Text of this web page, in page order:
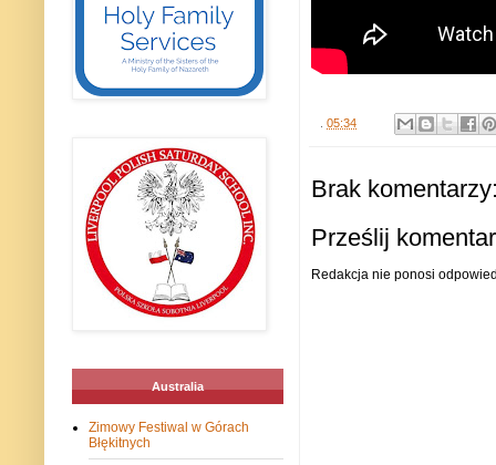
05:34
Brak
Prześlij
Redakcja nie ponosi
Australia
Zimowy Festiwal w Górach
Błękitnych